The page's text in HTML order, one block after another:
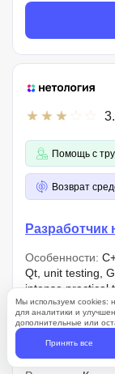
Помощь с
Возврат
Разработчик
Особенности:
Qt, unit testing,
intense practical
Для кого:
управление
Мы используем cookies:
для аналитики и
дополнительные или
Принять все